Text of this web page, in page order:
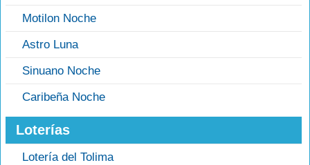
Motilon Noche
Astro Luna
Sinuano Noche
Caribeña Noche
Loterías
Lotería del Tolima